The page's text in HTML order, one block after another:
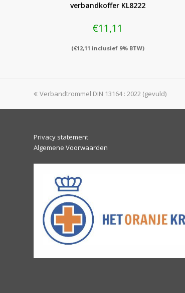
verbandkoffer KL8222
€11,11
(€12,11 inclusief 9% BTW)
previous
Verbandtrommel DIN 13164 : 2022 (gevuld)
Privacy statement
Algemene Voorwaarden